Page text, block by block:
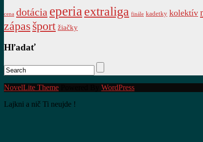
cena dotácia eperiaextraliga finále kadetky kolektív
zápasšport žiačky
Hľadať
NovelLite Theme
WordPress
Lajkni a nič Ti neujde !